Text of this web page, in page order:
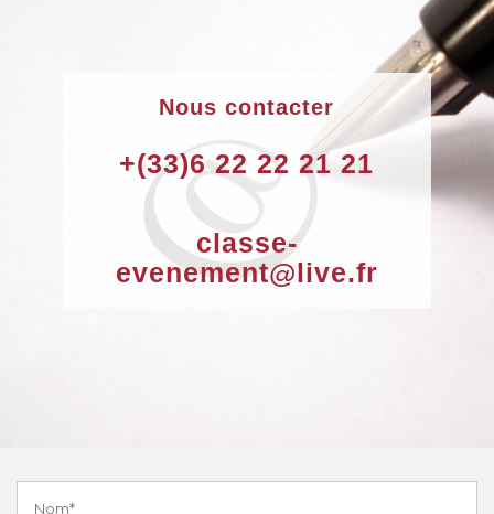
Nous contacter
+(33)6 22 22 21 21
classe-
evenement@live.fr